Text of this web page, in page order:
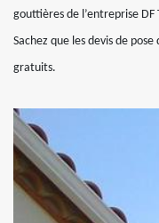
gouttières de l’entreprise
Sachez que les devis de
gratuits.